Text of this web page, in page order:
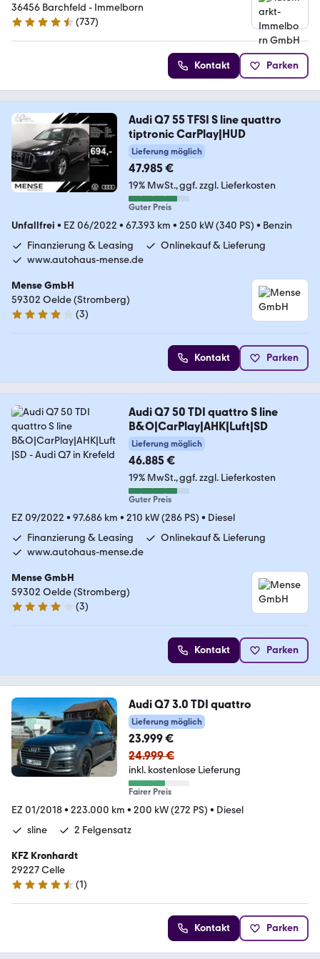
36456 Barchfeld - Immelborn
4.4 Sterne
(737)
Kontakt Parken
Audi Q7 55 TFSI S line quattro
tiptronic CarPlay|HUD
Lieferung möglich
47.985 €
19% MwSt. ggf. zzgl. Lieferkosten
Guter Preis
Unfallfrei • EZ 06/2022 • 67.393 km • 250 kW (340 PS) • Benzin
Finanzierung & Leasing
Onlinekauf & Lieferung
www.autohaus-mense.de
Mense GmbH
59302 Oelde (Stromberg)
4.1 Sterne
(3)
Kontakt Parken
Audi Q7 50 TDI quattro S line
B&O|CarPlay|AHK|Luft|SD
Lieferung möglich
46.885 €
19% MwSt. ggf. zzgl. Lieferkosten
Guter Preis
EZ 09/2022 • 97.686 km • 210 kW (286 PS) • Diesel
Finanzierung & Leasing
Onlinekauf & Lieferung
www.autohaus-mense.de
Mense GmbH
59302 Oelde (Stromberg)
4.1 Sterne
(3)
Kontakt Parken
Audi Q7 3.0 TDI quattro
Lieferung möglich
23.999 €
24.999 €
inkl. kostenlose Lieferung
Fairer Preis
EZ 01/2018• 223.000 km • 200 kW (272 PS) • Diesel
sline
2 Felgensatz
KFZ Kronhardt
29227 Celle
4.7 Sterne
(1)
Kontakt Parken